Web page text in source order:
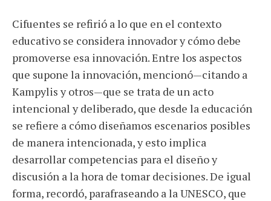
Cifuentes se refirió a lo que en el contexto
educativo se considera innovador y cómo debe
promoverse esa innovación. Entre los aspectos
que supone la innovación, mencionó—citando a
Kampylis y otros—que se trata de un acto
intencional y deliberado, que desde la educación
se refiere a cómo diseñamos escenarios posibles
de manera intencionada, y esto implica
desarrollar competencias para el diseño y
discusión a la hora de tomar decisiones. De igual
forma, recordó, parafraseando a la UNESCO, que